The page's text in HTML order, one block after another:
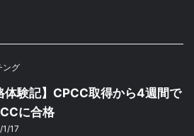
ング
体験記】CPCC取得から4週間で
に合格
1/17